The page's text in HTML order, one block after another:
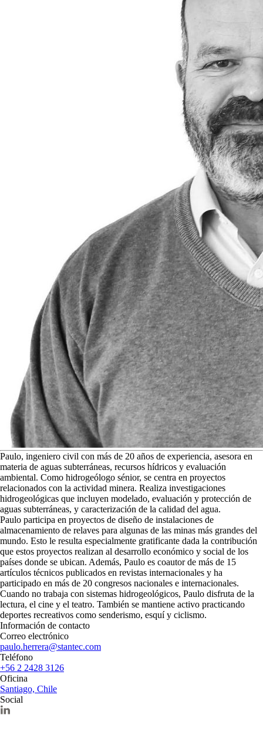
Paulo, ingeniero civil con más de 20 años de experiencia, asesora en
materia de aguas subterráneas, recursos hídricos y evaluación
ambiental. Como hidrogeólogo sénior, se centra en proyectos
relacionados con la actividad minera. Realiza investigaciones
hidrogeológicas que incluyen modelado, evaluación y protección de
aguas subterráneas, y caracterización de la calidad del agua.
Paulo participa en proyectos de diseño de instalaciones de
almacenamiento de relaves para algunas de las minas más grandes del
mundo. Esto le resulta especialmente gratificante dada la contribución
que estos proyectos realizan al desarrollo económico y social de los
países donde se ubican. Además, Paulo es coautor de más de 15
artículos técnicos publicados en revistas internacionales y ha
participado en más de 20 congresos nacionales e internacionales.
Cuando no trabaja con sistemas hidrogeológicos, Paulo disfruta de la
lectura, el cine y el teatro. También se mantiene activo practicando
deportes recreativos como senderismo, esquí y ciclismo.
Información de contacto
Correo electrónico
paulo.herrera@stantec.com
Teléfono
+56 2 2428 3126
Oficina
Santiago, Chile
Social